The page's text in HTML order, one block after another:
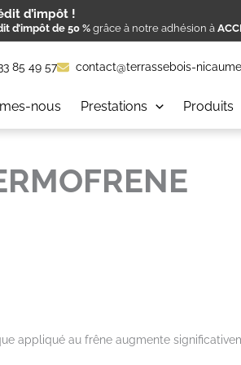
d’impôt !
d’impôt de 50 % grâce à notre adhésion à
nous Prestations Produits
85 49 57 contact@terrassebois-
appliqué au frêne augmente